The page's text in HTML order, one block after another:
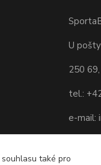
U
250
tel.:
e-mail:
také pro